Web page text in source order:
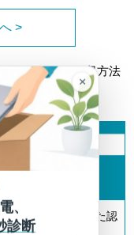
>
も、正しい回収方法
法」の認定を受けた認
×
、
診断